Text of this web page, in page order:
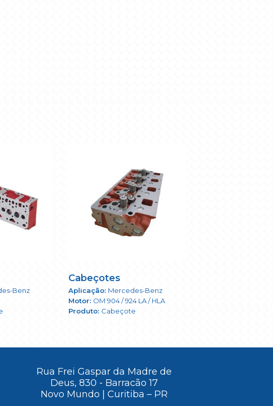
Benz
Cabeçotes
Mercedes-Benz
OM 904 / 924 LA / HLA
Cabeçote
Rua Frei Gaspar da Madre de
Deus, 830 - Barracão 17
Novo Mundo | Curitiba – PR